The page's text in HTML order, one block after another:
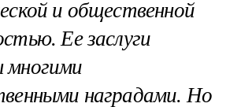
и общественной
Ее заслуги
многими
наградами. Но